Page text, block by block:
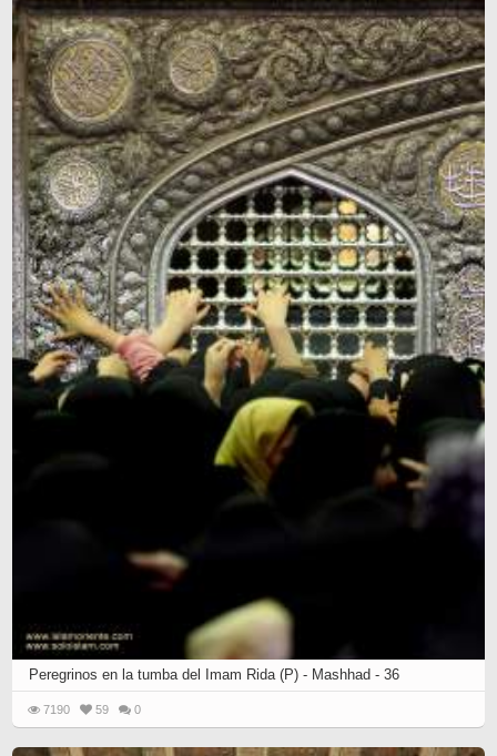
Peregrinos en la tumba del Imam Rida (P) - Mashhad - 36
7190 59 0